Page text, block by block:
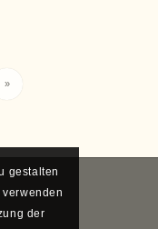
»
gestalten
der